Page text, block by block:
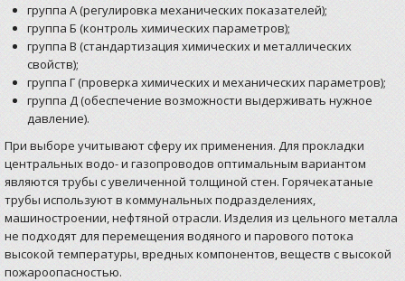
группа А (регулировка механических показателей);
группа Б (контроль химических параметров);
группа В (стандартизация химических и металлических
свойств);
группа Г (проверка химических и механических параметров);
группа Д (обеспечение возможности выдерживать нужное
давление).
При выборе учитывают сферу их применения. Для прокладки
центральных водо- и газопроводов оптимальным вариантом
являются трубы с увеличенной толщиной стен. Горячекатаные
трубы используют в коммунальных подразделениях,
машиностроении, нефтяной отрасли. Изделия из цельного металла
не подходят для перемещения водяного и парового потока
высокой температуры, вредных компонентов, веществ с высокой
пожароопасностью.